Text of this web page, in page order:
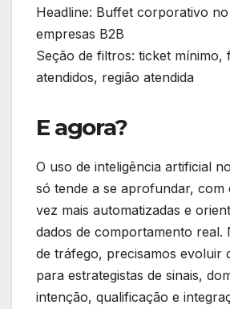
Headline: Buffet corporativo
empresas B2B
Seção de filtros: ticket mínimo,
atendidos, região atendida
E agora?
O uso de inteligência artificial
só tende a se aprofundar, com
vez mais automatizadas e
dados de comportamento real.
de tráfego, precisamos evoluir
para estrategistas de sinais,
intenção, qualificação e